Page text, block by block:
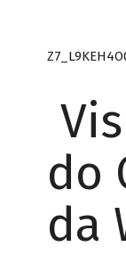
do
da